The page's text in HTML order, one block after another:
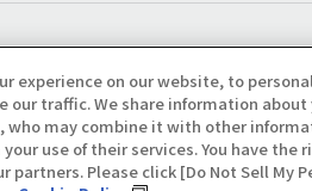
Producted by NOK KLÜBER CO., LTD.
experience on our website, to
our traffic. We share information
who may combine it with other
use of their services. You have the
partners. Please click [Do Not Sell My